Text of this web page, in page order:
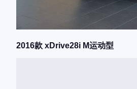
2016款 xDrive28i M运动型